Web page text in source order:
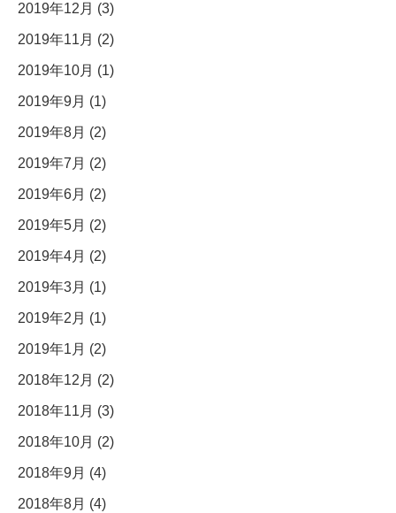
2019年12月 (3)
2019年11月 (2)
2019年10月 (1)
2019年9月 (1)
2019年8月 (2)
2019年7月 (2)
2019年6月 (2)
2019年5月 (2)
2019年4月 (2)
2019年3月 (1)
2019年2月 (1)
2019年1月 (2)
2018年12月 (2)
2018年11月 (3)
2018年10月 (2)
2018年9月 (4)
2018年8月 (4)